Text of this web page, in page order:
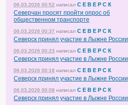
06.03.2026 00:52 написал С Е В Е Р С К
Северчан просят пройти опрос об
общественном транспорте
06.03.2026 00:37 написал С Е В Е Р С К
Северск принял участие в Лыжне России
06.03.2026 00:23 написал С Е В Е Р С К
Северск принял участие в Лыжне России
06.03.2026 00:18 написал С Е В Е Р С К
Северск принял участие в Лыжне России
06.03.2026 00:09 написал С Е В Е Р С К
Северск принял участие в Лыжне России